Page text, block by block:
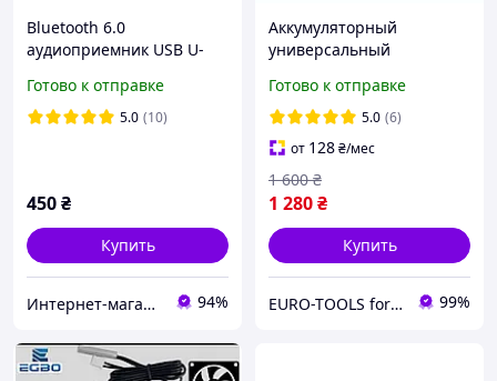
Bluetooth 6.0
аудиоприемник USB U-
Автомобильный
беспроводной адаптер с
Готово к отправке
5.0 (10)
450₴
Купить
Интернет-магазин Фотограф 94%
Аккумуляторный
универсальный
Parkside PAMFW 12 D4 для
ремонта renovator multi-
tool
Готово к отправке
5.0 (6)
от 128₴/мес
1 280₴
1 600 ₴
Купить
EURO-TOOLS for HOME 99%